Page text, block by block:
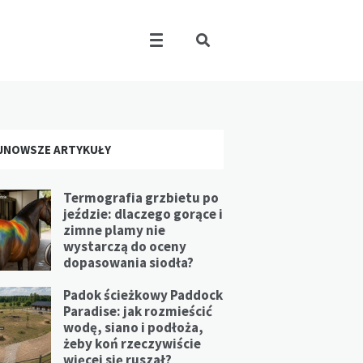
ARTYKUŁY
Termografia grzbietu po
jeździe: dlaczego gorące i
zimne plamy nie
wystarczą do oceny
dopasowania siodła?
Padok ścieżkowy Paddock
Paradise: jak rozmieścić
wodę, siano i podłoża,
żeby koń rzeczywiście